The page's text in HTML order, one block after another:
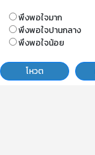
พึงพอใจมาก
พึงพอใจปานกลาง
พึงพอใจน้อย
โหวต